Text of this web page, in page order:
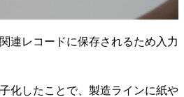
連レコードに保存されるため入力
化したことで、製造ラインに紙や